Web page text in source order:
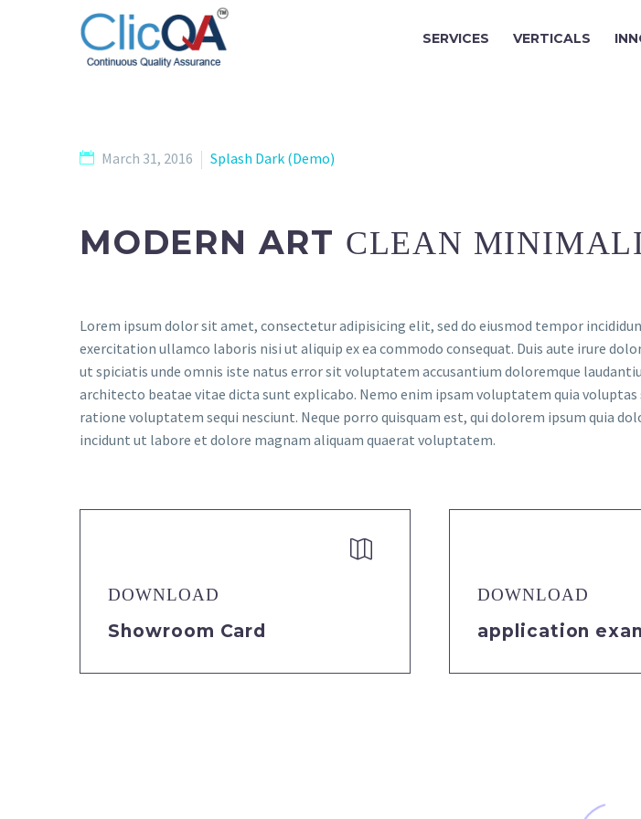
SERVICES VERTICALS
March 31, 2016 Splash Dark (Demo)
MODERN ART CLEAN
Lorem ipsum dolor sit amet, consectetur adipisicing elit, sed do eiusmod tempor
exercitation ullamco laboris nisi ut aliquip ex ea commodo consequat. Duis aute irure
ut spiciatis unde omnis iste natus error sit voluptatem accusantium doloremque
architecto beatae vitae dicta sunt explicabo. Nemo enim ipsam voluptatem quia
ratione voluptatem sequi nesciunt. Neque porro quisquam est, qui dolorem ipsum quia
incidunt ut labore et dolore magnam aliquam quaerat voluptatem.


DOWNLOAD
Showroom Card
DOWNLOAD
application